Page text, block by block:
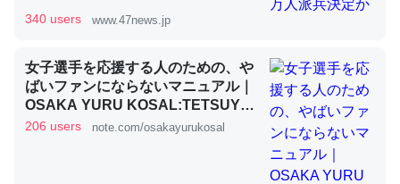
かりやすく強くなりそう
昆虫ってカルシウム少ないのか。知らんかった。調べたら
コオロギのカルシウム分はエビの600分の1程度。
340 users www.47news.jp
女子選手を応援する人のための、や
ばいファンにならないマニュアル｜
OSAKA YURU KOSAL:TETSUYA
KITAMOTO
206 users note.com/osakayurukosal